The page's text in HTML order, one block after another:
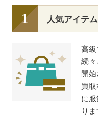
人気アイテ
高級
続々
開始
買
に服
り